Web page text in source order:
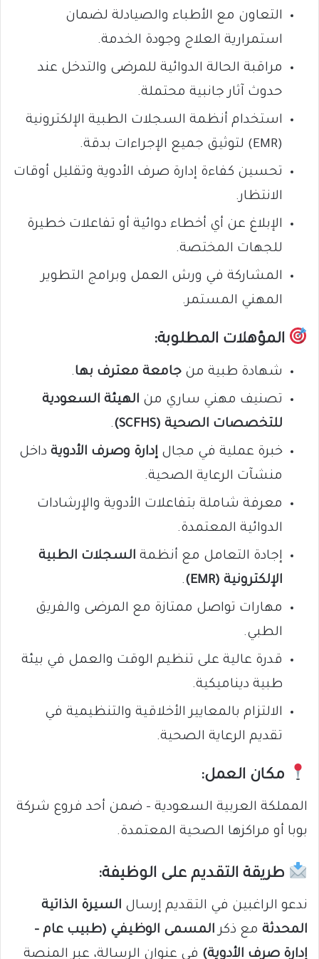
التعاون مع الأطباء والصيادلة لضمان
استمرارية العلاج وجودة الخدمة.
مراقبة الحالة الدوائية للمرضى والتدخل عند
حدوث آثار جانبية محتملة.
استخدام أنظمة السجلات الطبية الإلكترونية
(EMR) لتوثيق جميع الإجراءات بدقة.
تحسين كفاءة إدارة صرف الأدوية وتقليل أوقات
الانتظار.
الإبلاغ عن أي أخطاء دوائية أو تفاعلات خطيرة
للجهات المختصة.
المشاركة في ورش العمل وبرامج التطوير
المهني المستمر.
المؤهلات المطلوبة:
شهادة طبية من جامعة معترف بها.
تصنيف مهني ساري من الهيئة السعودية
للتخصصات الصحية (SCFHS)
.
خبرة عملية في مجال إدارة وصرف الأدوية داخل
منشآت الرعاية الصحية.
معرفة شاملة بتفاعلات الأدوية والإرشادات
الدوائية المعتمدة.
إجادة التعامل مع أنظمة السجلات الطبية
الإلكترونية (EMR)
.
مهارات تواصل ممتازة مع المرضى والفريق
الطبي.
قدرة عالية على تنظيم الوقت والعمل في بيئة
طبية ديناميكية.
الالتزام بالمعايير الأخلاقية والتنظيمية في
تقديم الرعاية الصحية.
مكان العمل:
المملكة العربية السعودية – ضمن أحد فروع شركة
بوبا أو مراكزها الصحية المعتمدة.
طريقة التقديم على الوظيفة:
ندعو الراغبين في التقديم إرسال السيرة الذاتية
المحدثة مع ذكرالمسمى الوظيفي (طبيب عام –
إدارة صرف الأدوية) في عنوان الرسالة، عبر المنصة